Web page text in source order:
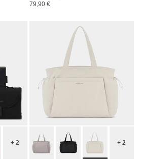
79,90 €
+ 2 + 2